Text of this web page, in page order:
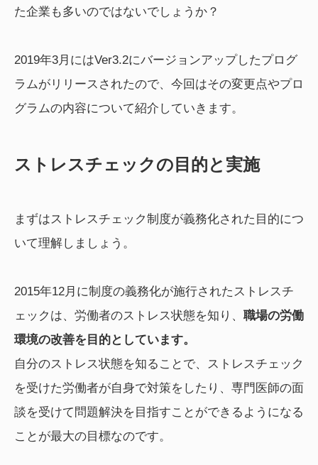
た企業も多いのではないでしょうか？
2019年3月にはVer3.2にバージョンアップしたプログ
ラムがリリースされたので、今回はその変更点やプロ
グラムの内容について紹介していきます。
ストレスチェックの目的と実施
まずはストレスチェック制度が義務化された目的につ
いて理解しましょう。
2015年12月に制度の義務化が施行されたストレスチ
ェックは、労働者のストレス状態を知り、 職場の労働
環境の改善を目的としています。
自分のストレス状態を知ることで、ストレスチェック
を受けた労働者が自身で対策をしたり、専門医師の面
談を受けて問題解決を目指すことができるようになる
ことが最大の目標なのです。